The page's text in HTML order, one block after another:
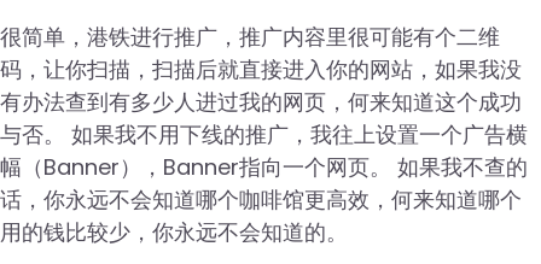
很简单，港铁进行推广，推广内容里很可能有个二维
码，让你扫描，扫描后就直接进入你的网站，如果我没
有办法查到有多少人进过我的网页，何来知道这个成功
与否。 如果我不用下线的推广，我往上设置一个广告横
幅（Banner），Banner指向一个网页。 如果我不查的
话，你永远不会知道哪个咖啡馆更高效，何来知道哪个
用的钱比较少，你永远不会知道的。